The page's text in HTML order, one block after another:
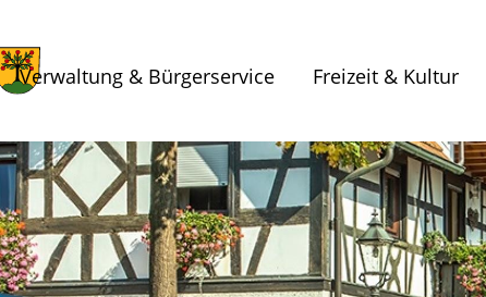
Verwaltung & Bürgerservice Freizeit & Kultur